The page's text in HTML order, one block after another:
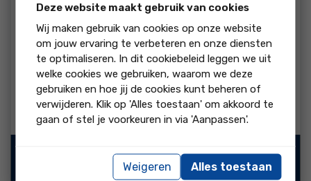
Ze denken met je mee en zoeken altijd een
oplossing als er storing is
beoordeling:
Lynn van het bedrijf denk altijd met me mee en reageerd
altijd gelijk echt een top dame echt waar
"Ja, ik beveel dit bedrijf
Bron:
Deze website maakt gebruik van cookies
Wij maken gebruik van cookies op onze website
om jouw ervaring te verbeteren en onze diensten
te optimaliseren. In dit cookiebeleid leggen we uit
welke cookies we gebruiken, waarom we deze
gebruiken en hoe jij de cookies kunt beheren of
verwijderen. Klik op 'Alles toestaan' om akkoord te
gaan of stel je voorkeuren in via 'Aanpassen'.
Weigeren Alles toestaan